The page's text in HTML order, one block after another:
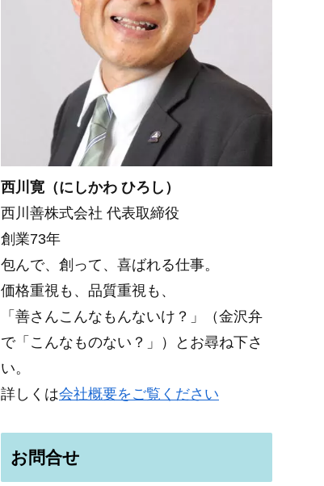
西川寛（にしかわ ひろし）
西川善株式会社 代表取締役
創業73年
包んで、創って、喜ばれる仕事。
価格重視も、品質重視も、
「善さんこんなもんないけ？」（金沢弁
で「こんなものない？」）とお尋ね下さ
い。
詳しくは会社概要をご覧ください
お問合せ